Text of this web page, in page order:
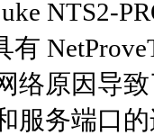
NTS2-
有
络原因导
服务端口